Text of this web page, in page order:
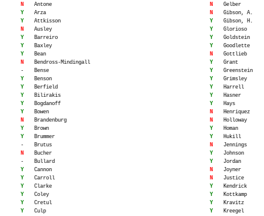
N
Antone
Y
Arza
Y
Attkisson
N
Ausley
Y
Barreiro
Y
Baxley
Y
Bean
N
Bendross-Mindingall
-
Bense
Y
Benson
Y
Berfield
Y
Bilirakis
Y
Bogdanoff
Y
Bowen
N
Brandenburg
Y
Brown
Y
Brummer
-
Brutus
N
Bucher
-
Bullard
Y
Cannon
Y
Carroll
Y
Clarke
Y
Coley
Y
Cretul
Y
Culp
N
Gelber
N
Gibson, A.
Y
Gibson, H.
Y
Glorioso
Y
Goldstein
Y
Goodlette
N
Gottlieb
Y
Grant
Y
Greenstein
Y
Grimsley
Y
Harrell
Y
Hasner
Y
Hays
N
Henriquez
N
Holloway
Y
Homan
Y
Hukill
N
Jennings
Y
Johnson
Y
Jordan
N
Joyner
N
Justice
Y
Kendrick
Y
Kottkamp
Y
Kravitz
Y
Kreegel